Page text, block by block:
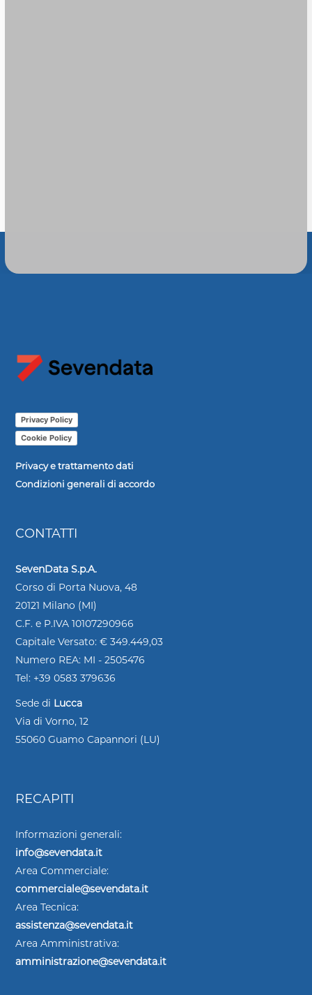
Privacy Policy
Cookie Policy
Privacy e trattamento dati
Condizioni generali di accordo
CONTATTI
SevenData S.p.A.
Corso di Porta Nuova, 48
20121 Milano (MI)
C.F. e P.IVA 10107290966
Capitale Versato: € 349.449,03
Numero REA: MI - 2505476
Tel: +39 0583 379636
Sede di Lucca
Via di Vorno, 12
55060 Guamo Capannori (LU)
RECAPITI
Informazioni generali:
info@sevendata.it
Area Commerciale:
commerciale@sevendata.it
Area Tecnica:
assistenza@sevendata.it
Area Amministrativa:
amministrazione@sevendata.it